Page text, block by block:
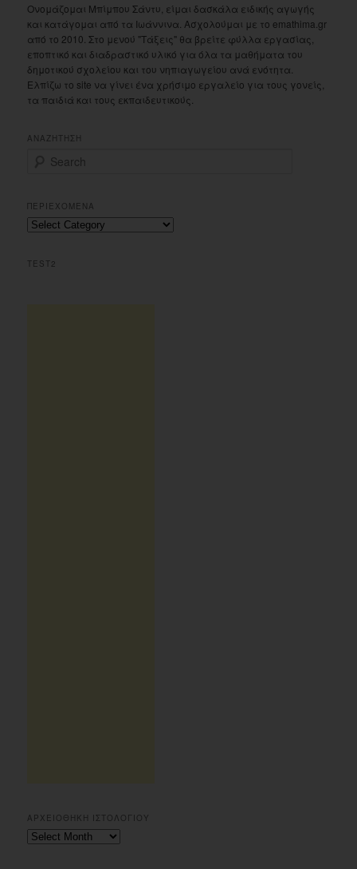
Ονομάζομαι Μπίμπου Σάντυ, είμαι δασκάλα ειδικής αγωγής
και κατάγομαι από τα Ιωάννινα. Ασχολούμαι με το emathima.gr
από το 2010. Στο μενού "Τάξεις" θα βρείτε φύλλα εργασίας,
εποπτικό και διαδραστικό υλικό για όλα τα μαθήματα του
δημοτικού σχολείου και του νηπιαγωγείου ανά ενότητα.
Ελπίζω το site να γίνει ένα χρήσιμο εργαλείο για τους γονείς,
τα παιδιά και τους εκπαιδευτικούς.
ΑΝΑΖΗΤΗΣΗ
r
c
h
ΠΕΡΙΕΧΟΜΕΝΑ
Περιεχομενα
TEST2
ΑΡΧΕΙΟΘΗΚΗ ΙΣΤΟΛΟΓΙΟΥ
Αρχειοθηκη